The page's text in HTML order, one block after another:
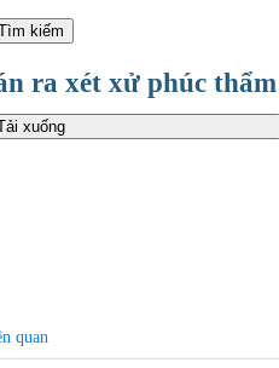
kiếm
ra xét xử phúc thẩm
xuống
quan